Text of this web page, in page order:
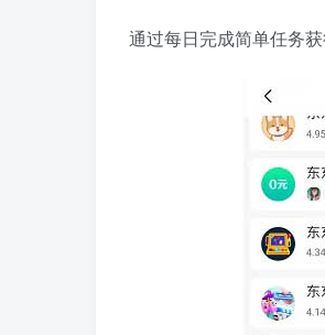
通过每日完成简单任务